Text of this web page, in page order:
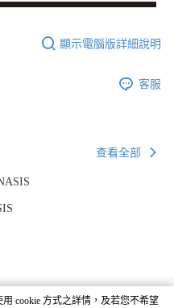
顯示電腦版詳細說明
客服
查看全部
cookie 方式之詳情，及若您不希望